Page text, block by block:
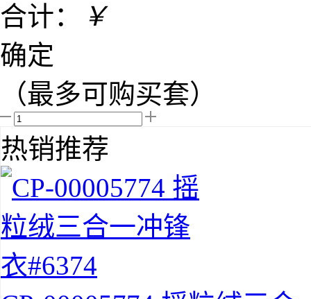
合计：
￥
确定
（最多可购买套）
热销推荐